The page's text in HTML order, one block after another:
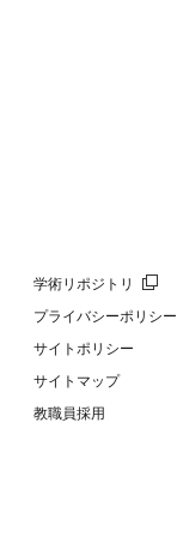
学術リポジトリ
プライバシーポリシー
サイトポリシー
サイトマップ
教職員採用